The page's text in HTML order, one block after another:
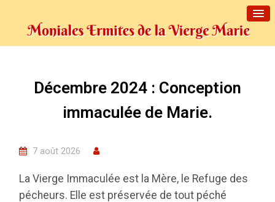
Décembre 2024 : Conception
immaculée de Marie.
7 août 2026
La Vierge Immaculée est la Mère, le Refuge des
pécheurs. Elle est préservée de tout péché